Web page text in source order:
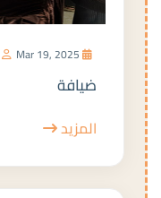
ضيافة
المزيد